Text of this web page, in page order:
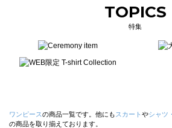
TOPICS
特集
ワンピースの商品一覧です。他にも スカート やシャツ
の商品を取り揃えております。